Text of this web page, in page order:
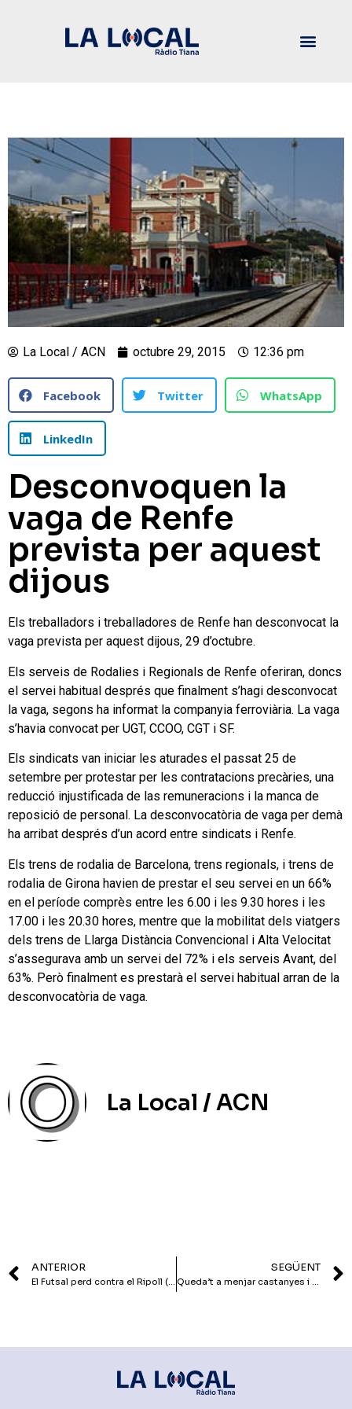
La Local / ACN octubre 29, 2015 12:36 pm
Facebook Twitter WhatsApp
LinkedIn
Desconvoquen la
vaga de Renfe
prevista per aquest
dijous
Els treballadors i treballadores de Renfe han desconvocat la
vaga prevista per aquest dijous, 29 d’octubre.
Els serveis de Rodalies i Regionals de Renfe oferiran, doncs
el servei habitual després que finalment s’hagi desconvocat
la vaga, segons ha informat la companyia ferroviària. La vaga
s’havia convocat per UGT, CCOO, CGT i SF.
Els sindicats van iniciar les aturades el passat 25 de
setembre per protestar per les contratacions precàries, una
reducció injustificada de las remuneracions i la manca de
reposició de personal. La desconvocatòria de vaga per demà
ha arribat després d’un acord entre sindicats i Renfe.
Els trens de rodalia de Barcelona, trens regionals, i trens de
rodalia de Girona havien de prestar el seu servei en un 66%
en el període comprès entre les 6.00 i les 9.30 hores i les
17.00 i les 20.30 hores, mentre que la mobilitat dels viatgers
dels trens de Llarga Distància Convencional i Alta Velocitat
s’assegurava amb un servei del 72% i els serveis Avant, del
63%. Però finalment es prestarà el servei habitual arran de la
desconvocatòria de vaga.
La Local / ACN
ANTERIOR
El Futsal perd contra el Ripoll (1-5) i el Vòlei suspèn el seu partit
SEGÜENT
Queda’t a menjar castanyes i panellets a Tiana